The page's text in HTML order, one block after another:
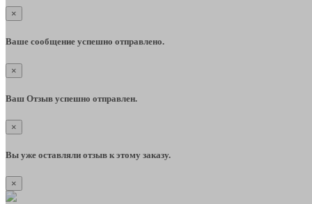
×
Ваше сообщение успешно отправлено.
×
Ваш Отзыв успешно отправлен.
×
Вы уже оставляли отзыв к этому заказу.
×